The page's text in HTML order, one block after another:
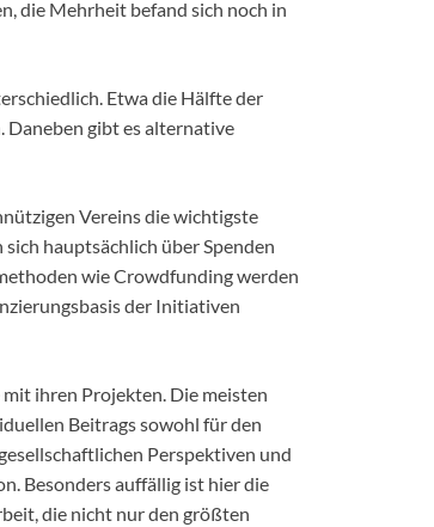
die Mehrheit befand sich noch in
Etwa die Hälfte der
gibt es alternative
Vereins die wichtigste
hauptsächlich über Spenden
wie Crowdfunding werden
der Initiativen
ihren Projekten. Die meisten
Beitrags sowohl für den
Perspektiven und
Besonders auffällig ist hier die
die nicht nur den größten